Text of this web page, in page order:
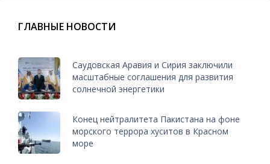
ГЛАВНЫЕ НОВОСТИ
Саудовская Аравия и Сирия заключили
масштабные соглашения для развития
солнечной энергетики
Конец нейтралитета Пакистана на фоне
морского террора хуситов в Красном
море